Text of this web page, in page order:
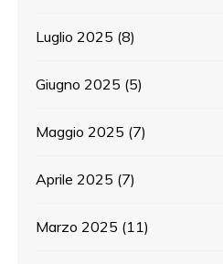
Luglio 2025 (8)
Giugno 2025 (5)
Maggio 2025 (7)
Aprile 2025 (7)
Marzo 2025 (11)